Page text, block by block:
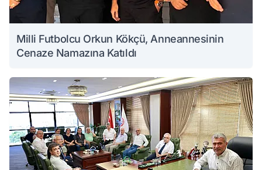
Milli Futbolcu Orkun Kökçü, Anneannesinin
Cenaze Namazına Katıldı